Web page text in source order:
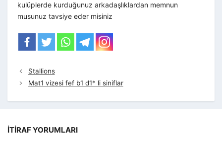
kulüplerde kurduğunuz arkadaşlıklardan memnun
musunuz tavsiye eder misiniz
Stallions
Mat1 vizesi fef b1 d1* li siniflar
İTIRAF YORUMLARI